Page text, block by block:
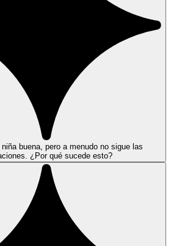
buena, pero a menudo no sigue las
¿Por qué sucede esto?